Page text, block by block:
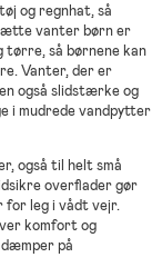
og regnhat, så
vanter børn er
tørre, så børnene kan
Vanter, der er
også slidstærke og
i mudrede vandpytter
også til helt små
overflader gør
for leg i vådt vejr.
komfort og
på